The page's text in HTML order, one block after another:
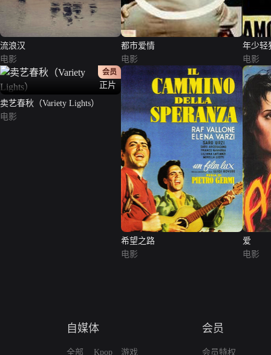
流浪汉
电影
都市爱情
电影
年少轻
电影
正片
会员
卖艺春秋（Variety Lights）
电影
希望之路
电影
爱
电影
自媒体
全部 Kpop 游戏
会员
会员特权